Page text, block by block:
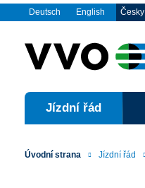
Deutsch English Česky
Jízdní řád
Úvodní strana Jízdní řád